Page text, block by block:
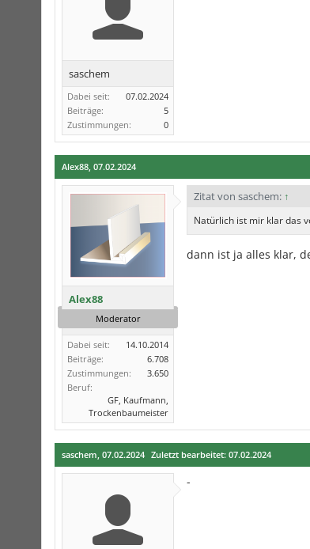
saschem
Dabei seit:
07.02.2024
Beiträge:
5
Zustimmungen:
0
Alex88, 07.02.2024
Alex88
Moderator
Dabei seit:
14.10.2014
Beiträge:
6.708
Zustimmungen:
3.650
Beruf:
GF, Kaufmann,
Trockenbaumeister
Zitat von saschem: ↑
Natürlich ist mir klar das
dann ist ja alles klar,
saschem, 07.02.2024 Zuletzt bearbeitet: 07.02.2024
-